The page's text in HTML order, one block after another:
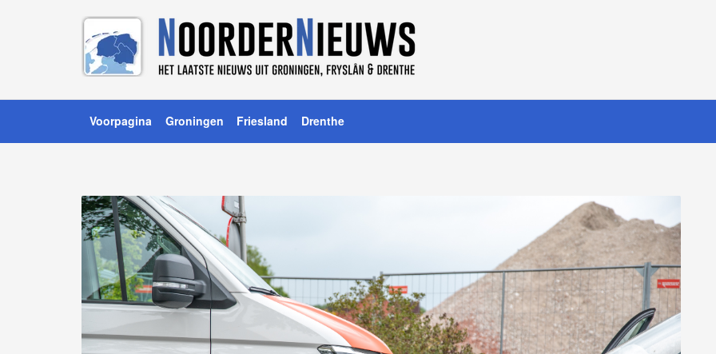
Voorpagina Groningen Friesland Drenthe